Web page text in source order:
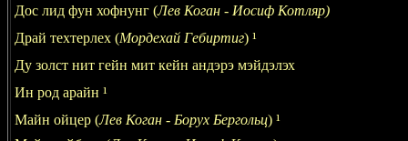
Дос лид фун хофнунг (Лев Коган - Иосиф Котляр)
Драй техтерлех (Мордехай Гебиртиг) ¹
Ду золст нит гейн мит кейн андэрэ мэйдэлэх
Ин род арайн ¹
Майн ойцер (Лев Коган - Борух Бергольц) ¹